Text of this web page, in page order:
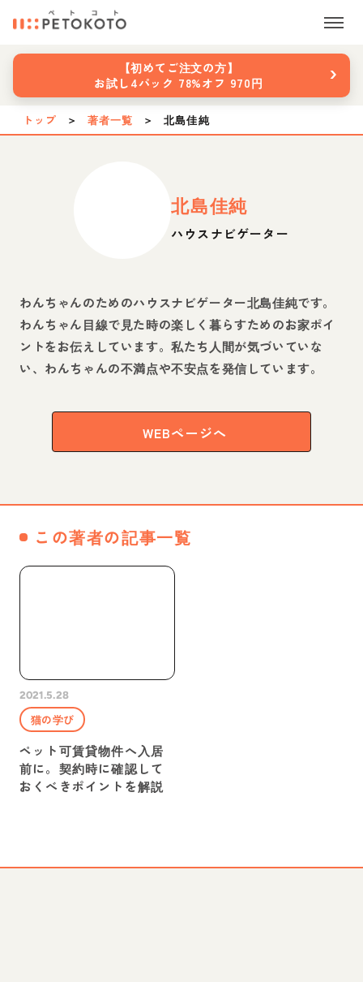
【初めてご注文の方】
お試し4パック 78%オフ 970円
›
トップ ＞ 著者一覧 ＞ 北島佳純
北島佳純
ハウスナビゲーター
わんちゃんのためのハウスナビゲーター北島佳純です。
わんちゃん目線で見た時の楽しく暮らすためのお家ポイ
ントをお伝えしています。私たち人間が気づいていな
い、わんちゃんの不満点や不安点を発信しています。
WEBページへ
この著者の記事一覧
2021.5.28
猫の学び
ペット可賃貸物件へ入居
前に。契約時に確認して
おくべきポイントを解説